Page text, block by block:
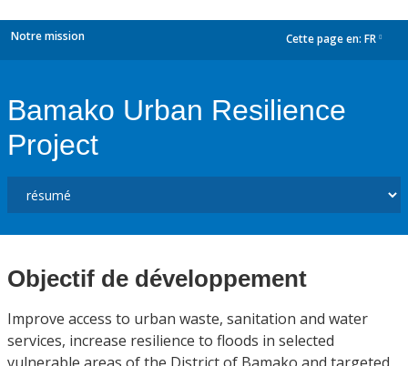
Notre mission Cette page en: FR
Bamako Urban Resilience
Project
Objectif de développement
Improve access to urban waste, sanitation and water
services, increase resilience to floods in selected